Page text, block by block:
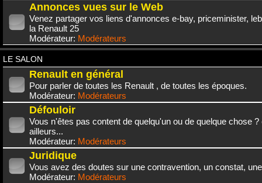
Annonces vues sur le Web
Venez partager vos liens d'annonces e-bay, priceminister,
la Renault 25
Modérateur: Modérateurs
LE SALON
Renault en général
Pour parler de toutes les Renault , de toutes les époques.
Modérateur: Modérateurs
Défouloir
Vous n'êtes pas content de quelqu'un ou de quelque chose
ailleurs...
Modérateur: Modérateurs
Juridique
Vous avez des doutes sur une contravention, un constat,
Modérateur: Modérateurs